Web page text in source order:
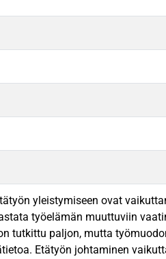
yleistymiseen ovat
työelämän muuttuviin
tutkittu paljon, mutta
Etätyön johtaminen